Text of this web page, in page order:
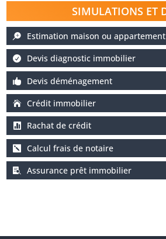
SIMULATIONS ET
Estimation maison ou appartement
Devis diagnostic immobilier
Devis déménagement
Crédit immobilier
Rachat de crédit
Calcul frais de notaire
Assurance prêt immobilier